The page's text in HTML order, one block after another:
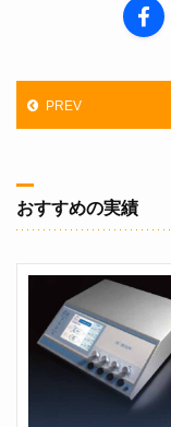
PREV
おすすめの実績